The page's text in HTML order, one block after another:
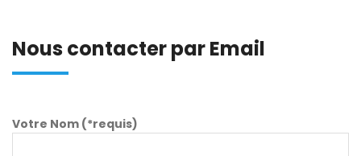
Nous contacter par Email
Votre Nom (*requis)